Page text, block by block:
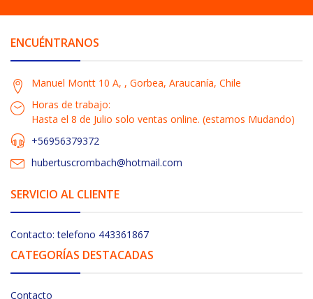
ENCUÉNTRANOS
Manuel Montt 10 A, , Gorbea, Araucanía, Chile
Horas de trabajo:
Hasta el 8 de Julio solo ventas online. (estamos Mudando)
+56956379372
hubertuscrombach@hotmail.com
SERVICIO AL CLIENTE
Contacto: telefono 443361867
CATEGORÍAS DESTACADAS
Contacto